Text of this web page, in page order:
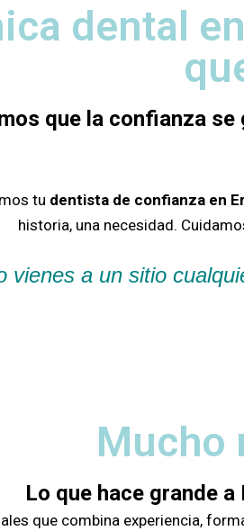
dental
que la confianza
tu dentista de confianza en
historia, una necesidad.
vienes a un sitio
Mucho
Lo que hace grande
que combina experiencia,